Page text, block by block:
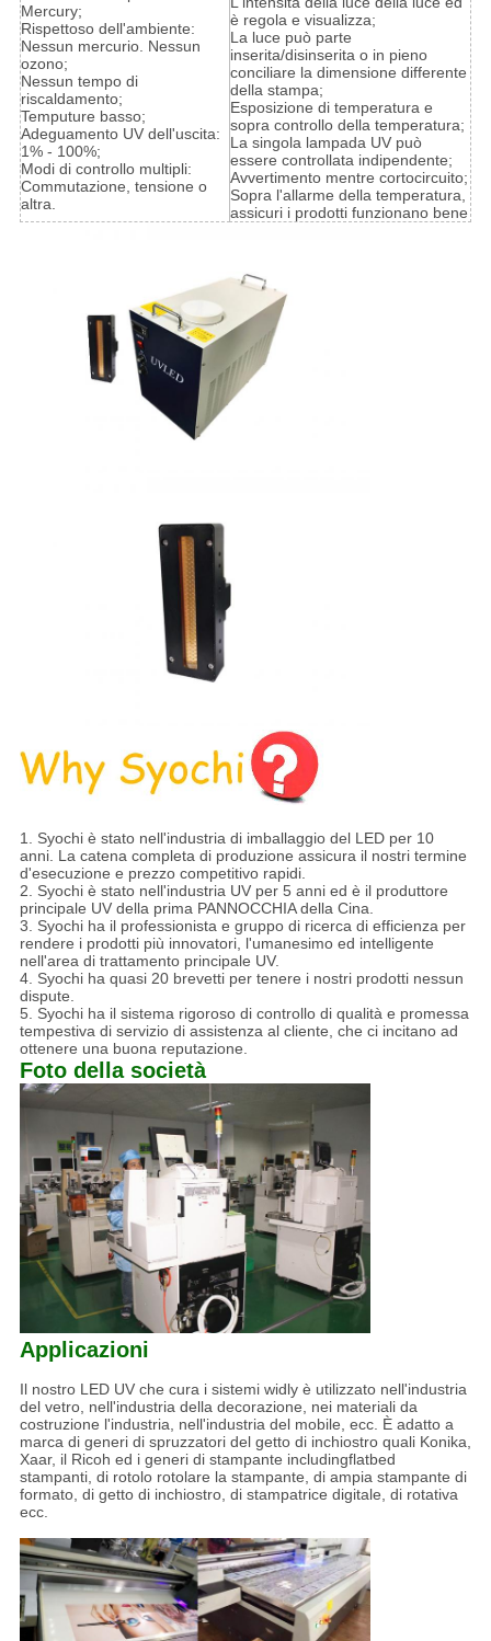
Mercury;
Rispettoso dell'ambiente:
Nessun mercurio. Nessun
ozono;
Nessun tempo di
riscaldamento;
Temputure basso;
Adeguamento UV dell'uscita:
1% - 100%;
Modi di controllo multipli:
Commutazione, tensione o
altra.
è regola e visualizza;
La luce può parte
inserita/disinserita o in pieno
conciliare la dimensione differente
della stampa;
Esposizione di temperatura e
sopra controllo della temperatura;
La singola lampada UV può
essere controllata indipendente;
Avvertimento mentre cortocircuito;
Sopra l'allarme della temperatura,
assicuri i prodotti funzionano bene
1. Syochi è stato nell'industria di imballaggio del LED per 10
anni. La catena completa di produzione assicura il nostri termine
d'esecuzione e prezzo competitivo rapidi.
2. Syochi è stato nell'industria UV per 5 anni ed è il produttore
principale UV della prima PANNOCCHIA della Cina.
3. Syochi ha il professionista e gruppo di ricerca di efficienza per
rendere i prodotti più innovatori, l'umanesimo ed intelligente
nell'area di trattamento principale UV.
4. Syochi ha quasi 20 brevetti per tenere i nostri prodotti nessun
dispute.
5. Syochi ha il sistema rigoroso di controllo di qualità e promessa
tempestiva di servizio di assistenza al cliente, che ci incitano ad
ottenere una buona reputazione.
Foto della società
Applicazioni
Il nostro LED UV che cura i sistemi widly è utilizzato nell'industria
del vetro, nell'industria della decorazione, nei materiali da
costruzione l'industria, nell'industria del mobile, ecc. È adatto a
marca di generi di spruzzatori del getto di inchiostro quali Konika,
Xaar, il Ricoh ed i generi di stampante includingflatbed
stampanti, di rotolo rotolare la stampante, di ampia stampante di
formato, di getto di inchiostro, di stampatrice digitale, di rotativa
ecc.